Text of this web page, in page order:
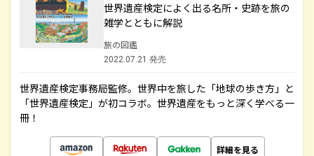
世界遺産検定によく出る名所・史跡を旅の
雑学とともに解説
旅の図鑑
2022.07.21 発売
世界遺産検定事務局監修。世界中を旅した「地球の歩き方」と
「世界遺産検定」が初コラボ。世界遺産をもっと深く学べる一
冊！
詳細を見る